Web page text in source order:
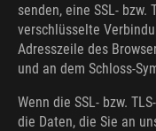
senden, eine SSL- bzw.
verschlüsselte
Adresszeile des
und an dem Schloss-
Wenn die SSL- bzw.
die Daten, die Sie an